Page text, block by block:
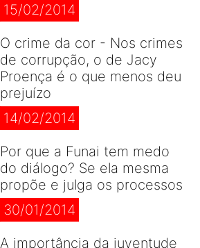
15/02/2014
O crime da cor - Nos crimes
de corrupção, o de Jacy
Proença é o que menos deu
prejuízo
14/02/2014
Por que a Funai tem medo
do diálogo? Se ela mesma
propõe e julga os processos
30/01/2014
A importância da juventude